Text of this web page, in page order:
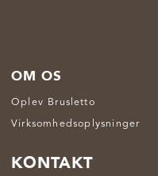
OM OS
Oplev Brusletto
Virksomhedsoplysninger
KONTAKT